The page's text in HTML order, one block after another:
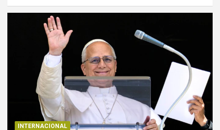
INTERNACIONAL